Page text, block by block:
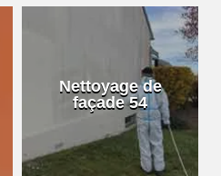
Nettoyage de
façade 54